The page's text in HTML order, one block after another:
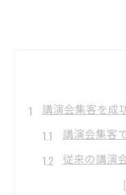
講演会集客を成
講演会集客
従来の講演
講演会でタ